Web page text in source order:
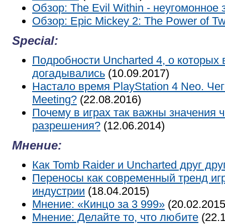
Обзор: The Evil Within - неугомонное
Обзор: Epic Mickey 2: The Power of
Special:
Подробности Uncharted 4, о
догадывались (10.09.2017)
Настало время PlayStation 4 Neo.
Meeting? (22.08.2016)
Почему в играх так важны значения
разрешения? (12.06.2014)
Мнение:
Как Tomb Raider и Uncharted друг
Переносы как современный тренд
индустрии (18.04.2015)
Мнение: «Кинцо за 3 999»
Мнение: Делайте то, что любите